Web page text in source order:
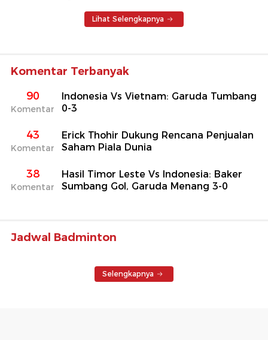
Lihat Selengkapnya
Komentar Terbanyak
90
Komentar
Indonesia Vs Vietnam: Garuda Tumbang
0-3
43
Komentar
Erick Thohir Dukung Rencana Penjualan
Saham Piala Dunia
38
Komentar
Hasil Timor Leste Vs Indonesia: Baker
Sumbang Gol, Garuda Menang 3-0
Jadwal Badminton
Selengkapnya